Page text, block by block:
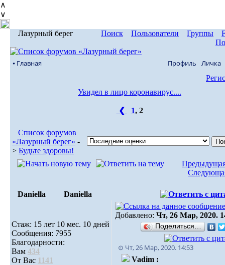
∧
∨
Лазурный берег Поиск Пользователи Группы
⦁ Главная Профиль Личка
Увидел в лицо коронавирус....
❮ 1, 2
Список форумов
«Лазурный берег» -
> Будьте здоровы!
Daniella Daniella
Стаж: 15 лет 10 мес. 10 дней
Сообщения: 7955
Благодарности:
Вам 434
От Вас 1141
Добавлено: Чт, 26 Мар, 2020.
Поделиться…
⊙ Чт, 26 Мар, 2020. 14:53
Vadim :